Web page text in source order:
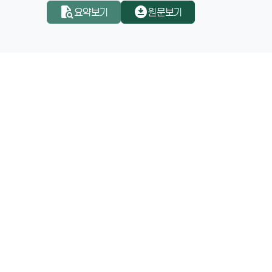
5. 본서의 저술 목적 및 접근법
6. 건설산업 혁신 성공의 린치핀 가설
document_search 요약보기 download_for_offline원문보기